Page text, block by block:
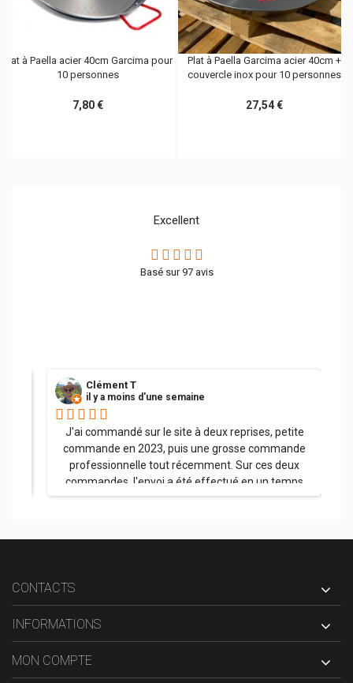
Plat à Paella acier 40cm Garcima pour
10 personnes
7,80 €
Plat à Paella Garcima acier 40cm +
couvercle inox pour 10 personnes
27,54 €
Excellent
Basé sur 97avis
Clément T
il y a moins d'une semaine
J'ai commandé sur le site à deux reprises, petite
commande en 2023, puis une grosse commande
professionnelle tout récemment. Sur ces deux
commandes, l'envoi a été effectué en un temps
record, la palette a été soigneusement emballée et
été parfaitement orienté sur le choix des pare-
matériel. Merci encore et bravo pour le parcours
CONTACTS
INFORMATIONS
MON COMPTE